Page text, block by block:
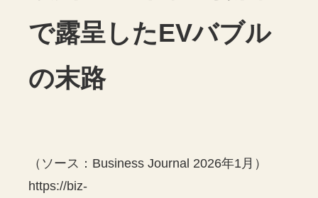
で露呈したEVバブル
の末路
（ソース：Business Journal 2026年1月）
https://biz-